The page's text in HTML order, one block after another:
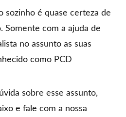
sozinho é quase certeza de
Somente com a ajuda de
no assunto as suas
como PCD
sobre esse assunto,
e fale com a nossa